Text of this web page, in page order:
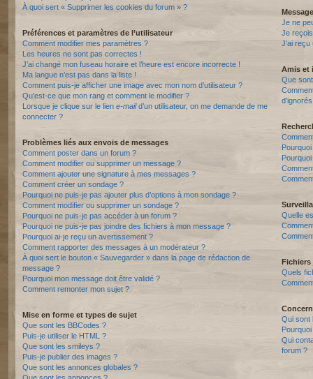
À quoi sert « Supprimer les cookies du forum » ?
Préférences et paramètres de l’utilisateur
Comment modifier mes paramètres ?
Les heures ne sont pas correctes !
J’ai changé mon fuseau horaire et l’heure est encore incorrecte !
Ma langue n’est pas dans la liste !
Comment puis-je afficher une image avec mon nom d’utilisateur ?
Qu’est-ce que mon rang et comment le modifier ?
Lorsque je clique sur le lien e-maild’un utilisateur, on me demande de me
connecter ?
Problèmes liés aux envois de messages
Comment poster dans un forum ?
Comment modifier ou supprimer un message ?
Comment ajouter une signature à mes messages ?
Comment créer un sondage ?
Pourquoi ne puis-je pas ajouter plus d’options à mon sondage ?
Comment modifier ou supprimer un sondage ?
Pourquoi ne puis-je pas accéder à un forum ?
Pourquoi ne puis-je pas joindre des fichiers à mon message ?
Pourquoi ai-je reçu un avertissement ?
Comment rapporter des messages à un modérateur ?
À quoi sert le bouton « Sauvegarder » dans la page de rédaction de
message ?
Pourquoi mon message doit être validé ?
Comment remonter mon sujet ?
Mise en forme et types de sujet
Que sont les BBCodes ?
Puis-je utiliser le HTML ?
Que sont les smileys ?
Puis-je publier des images ?
Que sont les annonces globales ?
Je ne
Je
J’ai
Amis et
Que
Quelle
Quels
Qui sont
Qui
forum ?